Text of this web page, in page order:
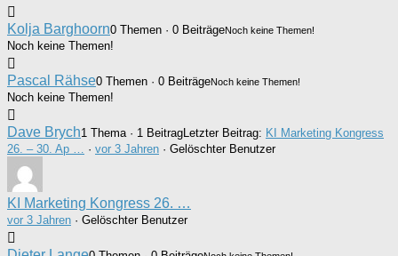
Kolja Barghoorn0 Themen · 0 BeiträgeNoch keine Themen!
Noch keine Themen!
Pascal Rähse0 Themen · 0 BeiträgeNoch keine Themen!
Noch keine Themen!
Dave Brych1 Thema · 1 BeitragLetzter Beitrag: KI Marketing Kongress
26. – 30. Ap …
· vor 3 Jahren · Gelöschter Benutzer
KI Marketing Kongress 26. …
vor 3 Jahren · Gelöschter Benutzer